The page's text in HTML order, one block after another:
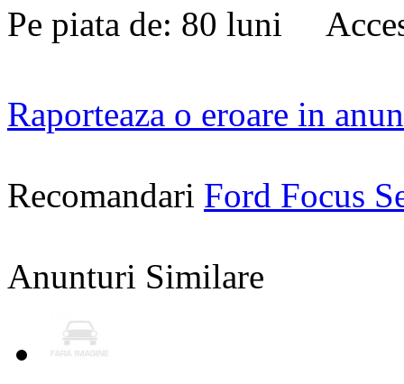
Pe piata de: 80 luni
Raporteaza o eroare in
Recomandari Ford Focus
Anunturi Similare